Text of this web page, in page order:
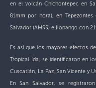
en el volcán Chichontepec en
81mm por hora), en
Salvador (AMSS) e Ilopango con
Es así que los mayores efectos
Tropical Ida, se identificaron en
Cuscatlán, La Paz, San Vicente y
En San Salvador, se